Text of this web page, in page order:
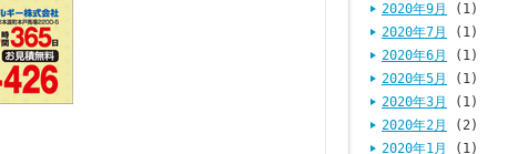
2020年9月
(1)
2020年7月
(1)
2020年6月
(1)
2020年5月
(1)
2020年3月
(1)
2020年2月
(2)
2020年1月
(1)